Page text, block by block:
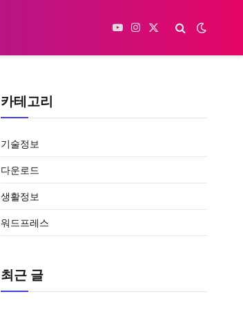
YouTubeInstagram
X
카테고리
기술정보
다운로드
생활정보
워드프레스
최근 글